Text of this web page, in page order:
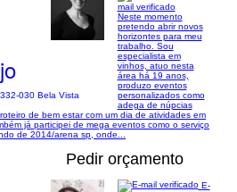
030 Bela Vista
mail verificado
Neste momento
pretendo abrir novos
horizontes para meu
trabalho. Sou
especialista em
vinhos, atuo nesta
área há 19 anos,
produzo eventos
personalizados como
adega de núpcias
de bem estar com um dia de atividades em
já participei de mega eventos como o serviço
de 2014/arena sp, onde...
Pedir orçamento
E-